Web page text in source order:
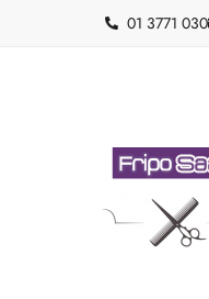
01 3771 030